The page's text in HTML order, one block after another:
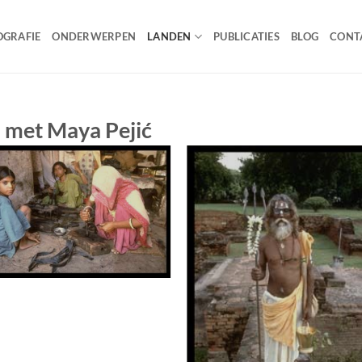
ONDERWERPEN LANDEN PUBLICATIES BLOG
met Maya Pejić